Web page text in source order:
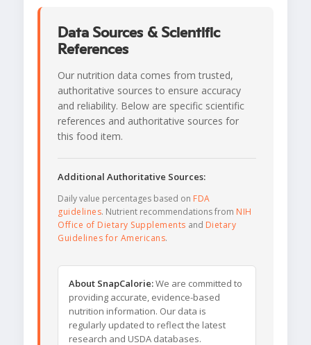
Data Sources & Scientific
References
Our nutrition data comes from trusted,
authoritative sources to ensure accuracy
and reliability. Below are specific scientific
references and authoritative sources for
this food item.
Additional Authoritative Sources:
Daily value percentages based on FDA
guidelines. Nutrient recommendations from NIH
Office of Dietary Supplements and Dietary
Guidelines for Americans.
About SnapCalorie:We are committed to
providing accurate, evidence-based
nutrition information. Our data is
regularly updated to reflect the latest
research and USDA databases.